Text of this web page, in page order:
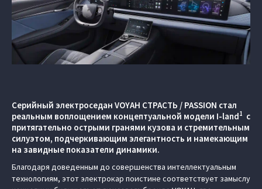
Серийный электроседан VOYAH СТРАСТЬ / PASSION стал
реальным воплощением концептуальной модели I-land1 с
притягательно острыми гранями кузова и стремительным
силуэтом, подчеркивающим элегантность и намекающим
на завидные показатели динамики.
Благодаря доведенным до совершенства интеллектуальным
технологиям, этот электрокар поистине соответствует замыслу